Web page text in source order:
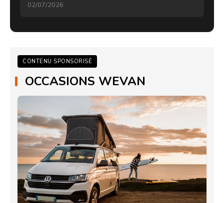
02/07/2026
CONTENU SPONSORISÉ
OCCASIONS WEVAN